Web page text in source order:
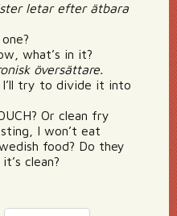
letar efter ätbara
what’s in it?
översättare.
try to divide it into
Or clean fry
I won’t eat
food? Do they
clean?